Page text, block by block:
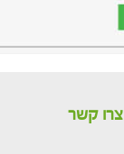
צרו קשר